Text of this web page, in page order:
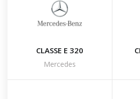
CLASSE E 320
Mercedes